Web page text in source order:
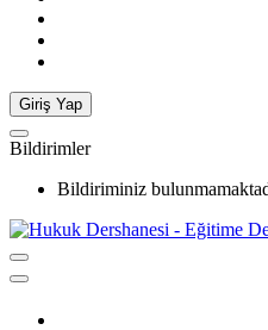
Giriş Yap
Bildirimler
Bildiriminiz